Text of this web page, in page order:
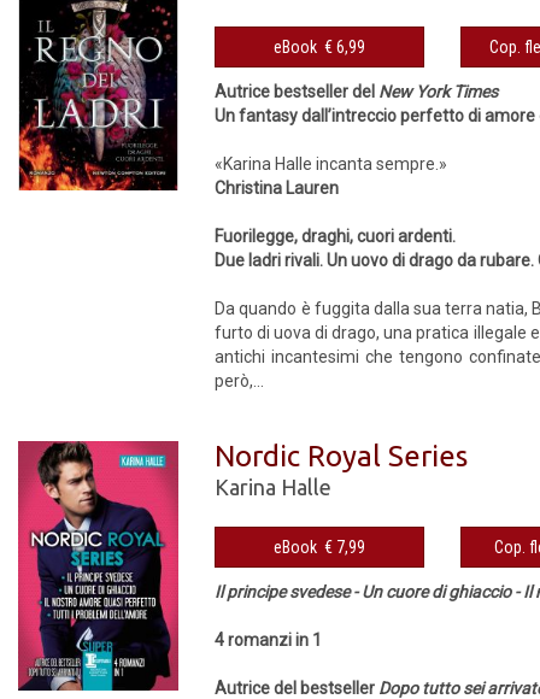
eBook € 6,99
Autrice bestseller del New York Times
Un fantasy dall’intreccio perfetto di
«Karina Halle incanta sempre.»
Christina Lauren
Fuorilegge, draghi, cuori ardenti.
Due ladri rivali. Un uovo di drago da
Da quando è fuggita dalla sua terra natia,
furto di uova di drago, una pratica illegale
antichi incantesimi che tengono
però,...
Nordic Royal Series
Karina Halle
eBook € 7,99
Il principe svedese - Un cuore di ghiaccio -
4 romanzi in 1
Autrice del bestseller Dopo tutto sei